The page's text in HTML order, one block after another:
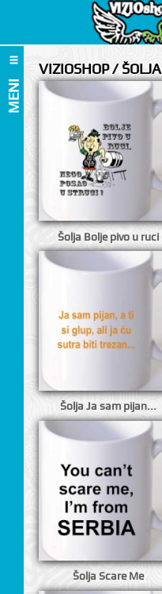
MENI
VIZIOSHOP / ŠOLJA
Šolja Bolje pivo u ruci
Šolja Ja sam pijan...
Šolja Scare Me